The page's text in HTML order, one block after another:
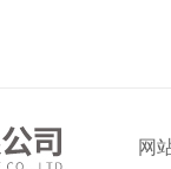
网